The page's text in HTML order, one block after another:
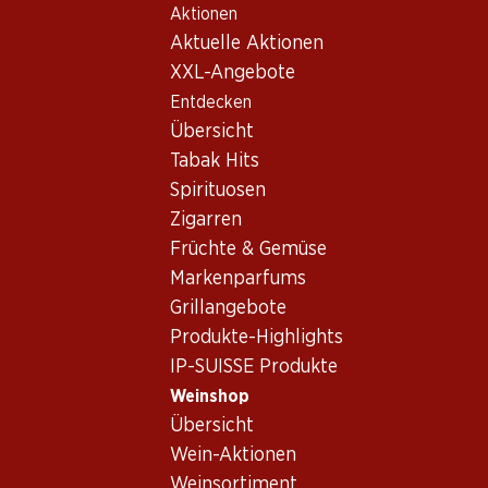
Aktionen
Aktuelle Aktionen
XXL-Angebote
Entdecken
Übersicht
Tabak Hits
Spirituosen
Zigarren
Früchte & Gemüse
Markenparfums
Grillangebote
Produkte-Highlights
IP-SUISSE Produkte
Weinshop
Übersicht
Wein-Aktionen
Wein/Champagner
Rotwein_old Portugal
Flasche: 5.95
Guarda Rios Vinho Tinto
2024